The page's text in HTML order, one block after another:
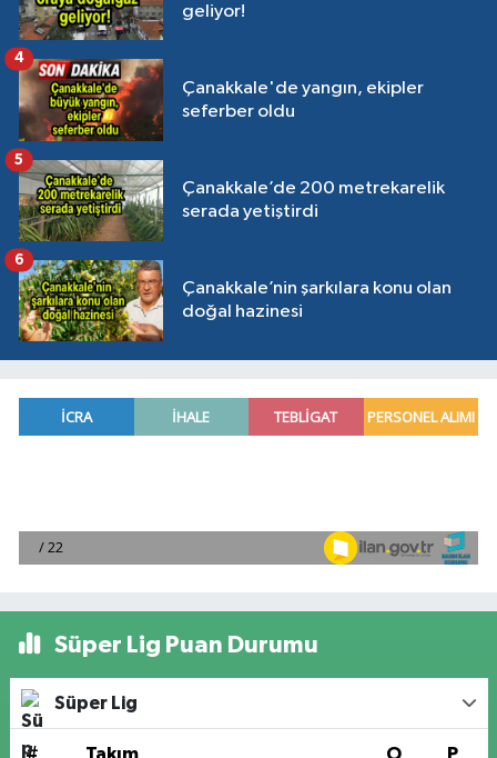
geliyor!
Çanakkale'de yangın, ekipler
seferber oldu
4
Çanakkale’de 200 metrekarelik
serada yetiştirdi
5
Çanakkale’nin şarkılara konu olan
doğal hazinesi
6
Süper Lig Puan Durumu
Süper Lig
# Takım O P